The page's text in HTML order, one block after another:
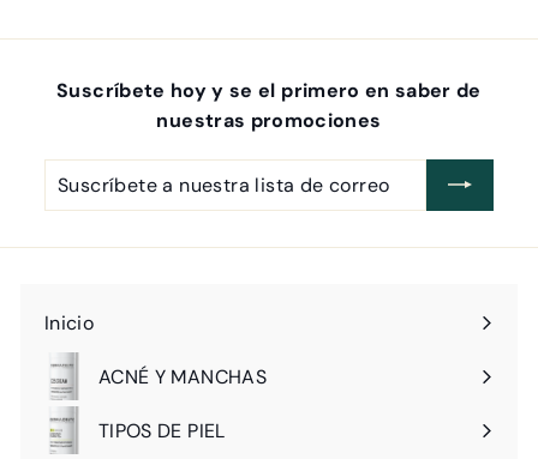
5
0
0
0
Suscríbete hoy y se el primero en saber de
nuestras promociones
Suscríbete
correo
Suscribir
Inicio
ACNÉ Y MANCHAS
Expandir
menú
TIPOS DE PIEL
Expandir